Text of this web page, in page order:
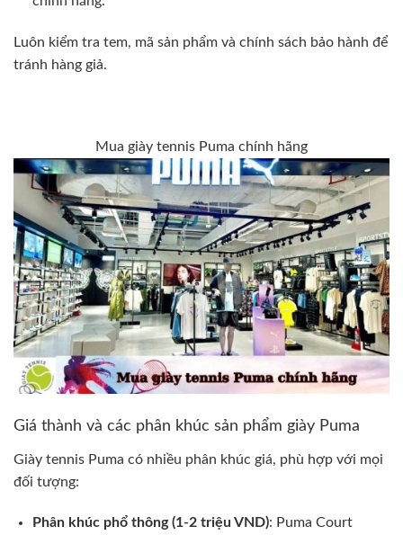
Luôn kiểm tra tem, mã sản phẩm và chính sách bảo hành để
tránh hàng giả.
Mua giày tennis Puma chính hãng
Giá thành và các phân khúc sản phẩm giày Puma
Giày tennis Puma có nhiều phân khúc giá, phù hợp với mọi
đối tượng:
Phân khúc phổ thông (1-2 triệu VND): Puma Court